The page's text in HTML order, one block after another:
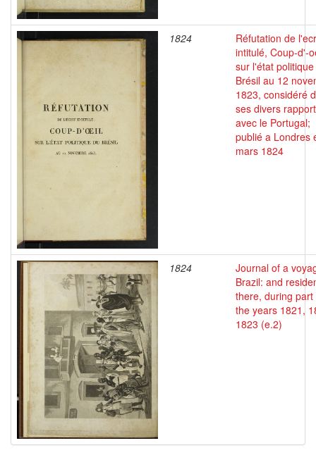
1824
Réfutation de
intitulé, Coup-d'-
sur l'état
Brésil au 12
1823, considéré
ses divers
avec le Portugal;
publié a Londres
mars 1824
1824
Journal of a
Brazil: and
there, during part
the years 1821,
1823 (e.2)